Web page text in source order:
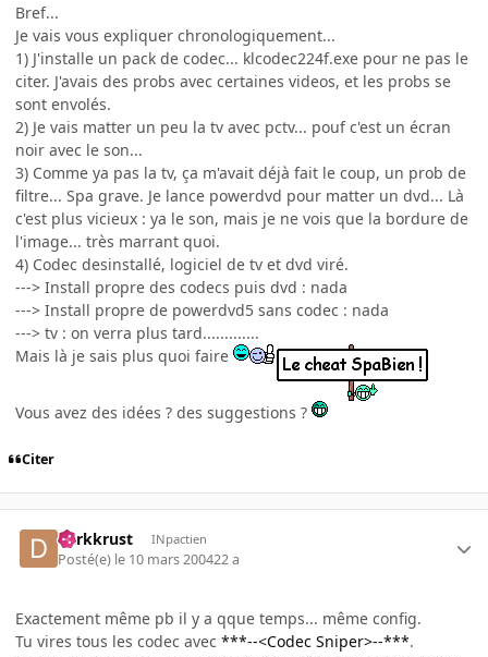
Bref...
Je vais vous expliquer chronologiquement...
1) J'installe un pack de codec... klcodec224f.exe pour ne pas le
citer. J'avais des probs avec certaines videos, et les probs se
sont envolés.
2) Je vais matter un peu la tv avec pctv... pouf c'est un écran
noir avec le son...
3) Comme ya pas la tv, ça m'avait déjà fait le coup, un prob de
filtre... Spa grave. Je lance powerdvd pour matter un dvd... Là
c'est plus vicieux : ya le son, mais je ne vois que la bordure de
l'image... très marrant quoi.
4) Codec desinstallé, logiciel de tv et dvd viré.
---> Install propre des codecs puis dvd : nada
---> Install propre de powerdvd5 sans codec : nada
---> tv : on verra plus tard.............
Mais là je sais plus quoi faire
Vous avez des idées ? des suggestions ?
Citer
darkkrust INpactien
Posté(e) le 10 mars 200422 a
Exactement même pb il y a qque temps... même config.
Tu vires tous les codec avec ***--<Codec Sniper>--***.